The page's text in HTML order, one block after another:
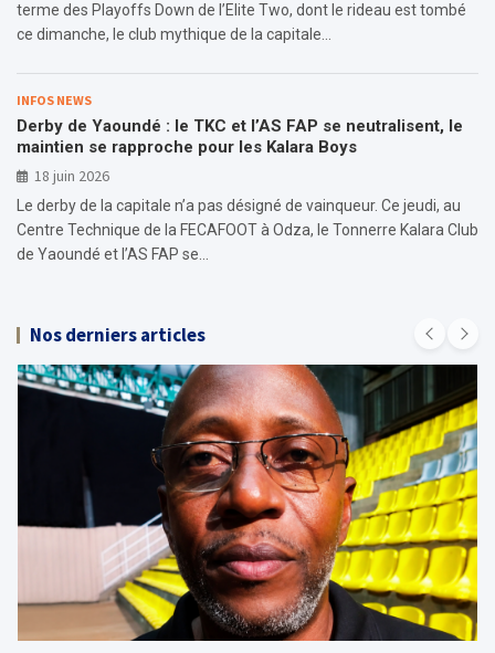
terme des Playoffs Down de l’Elite Two, dont le rideau est tombé
ce dimanche, le club mythique de la capitale…
INFOS NEWS
Derby de Yaoundé : le TKC et l’AS FAP se neutralisent, le
maintien se rapproche pour les Kalara Boys
18 juin 2026
Le derby de la capitale n’a pas désigné de vainqueur. Ce jeudi, au
Centre Technique de la FECAFOOT à Odza, le Tonnerre Kalara Club
de Yaoundé et l’AS FAP se…
Nos derniers articles